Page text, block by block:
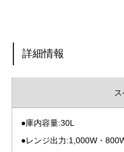
詳細情報
ス
●庫内容量:30L
●レンジ出力:1,000W・